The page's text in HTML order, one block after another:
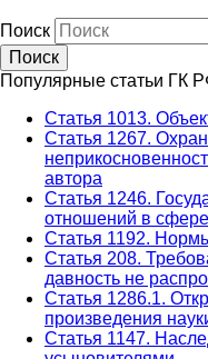
Поиск
Популярные статьи ГК
Статья 1013.
Статья 1267.
автора
Статья 1246.
отношений в сфере
Статья 1192.
Статья 208.
давность не
Статья 1286.1.
произведения
Статья 1147.